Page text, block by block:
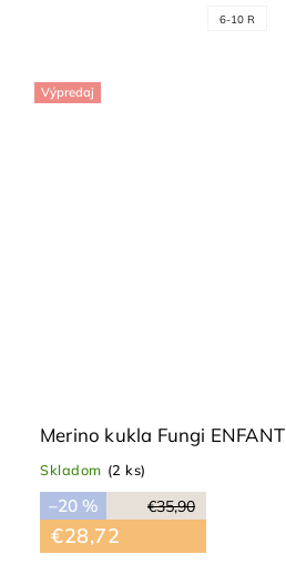
6-10 R
Výpredaj
Merino kukla Fungi ENFANT
Skladom (2 ks)
€35,90
–20 %
€28,72